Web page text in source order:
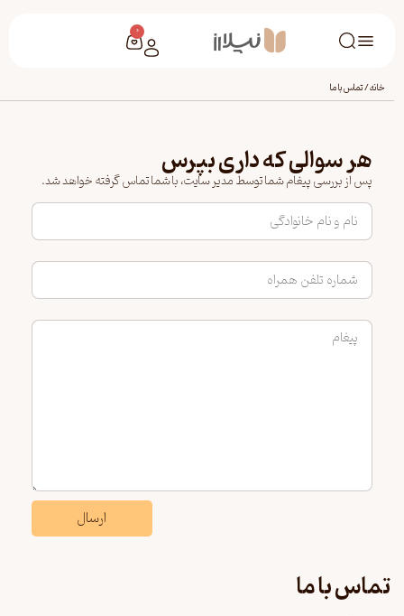
0
خانه/تماس با ما
هر سوالی که داری بپرس
پس از بررسی پیغام شما توسط مدیر سایت، با شما تماس گرفته خواهد شد.
ارسال
تماس با ما